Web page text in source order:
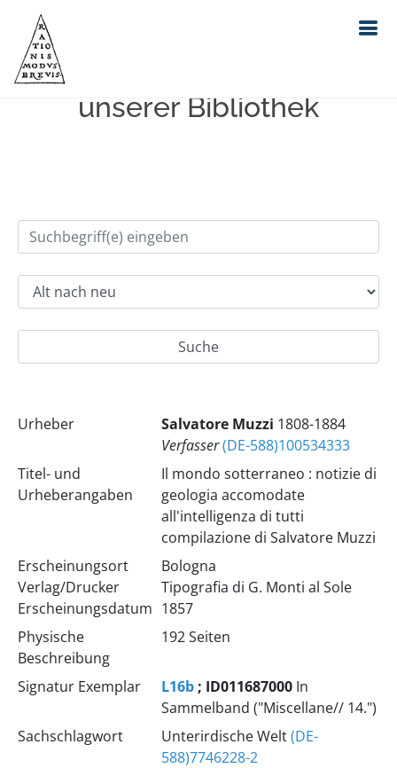
Einfache Suche im Bestand
unserer Bibliothek
Urheber Salvatore Muzzi 1808-1884
Verfasser(DE-588)100534333
Titel- und
Urheberangaben
Il mondo sotterraneo : notizie di
geologia accomodate
all'intelligenza di tutti
compilazione di Salvatore Muzzi
Erscheinungsort
Verlag/Drucker
Erscheinungsdatum
Bologna
Tipografia di G. Monti al Sole
1857
Physische
Beschreibung
192 Seiten
Signatur Exemplar L16b; ID011687000 In
Sammelband ("Miscellane// 14.")
Sachschlagwort
Unterirdische Welt(DE-
588)7746228-2